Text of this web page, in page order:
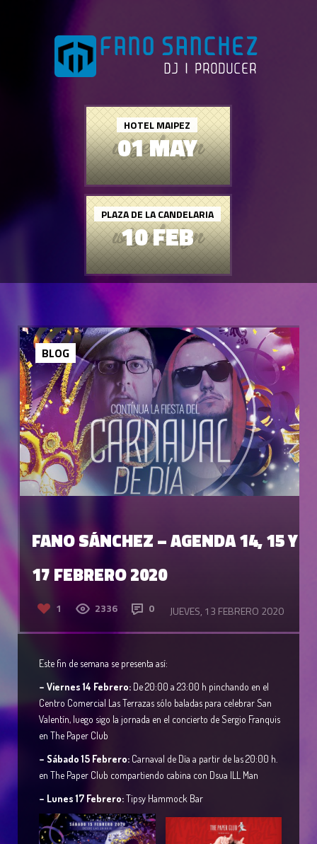
01 MAY
HOTEL MAIPEZ
10 FEB
PLAZA DE LA CANDELARIA
FANO SÁNCHEZ – AGENDA 14, 15 Y
17 FEBRERO 2020
1 2336 0 JUEVES, 13 FEBRERO 2020
BLOG
Este fin de semana se presenta así:
– Viernes 14 Febrero: De 20:00 a 23:00 h pinchando en el
Centro Comercial Las Terrazas sólo baladas para celebrar San
Valentín, luego sigo la jornada en el concierto de Sergio Franquis
en The Paper Club
– Sábado 15 Febrero: Carnaval de Día a partir de las 20:00 h.
en The Paper Club compartiendo cabina con Dsua ILL Man
– Lunes 17 Febrero:Tipsy Hammock Bar